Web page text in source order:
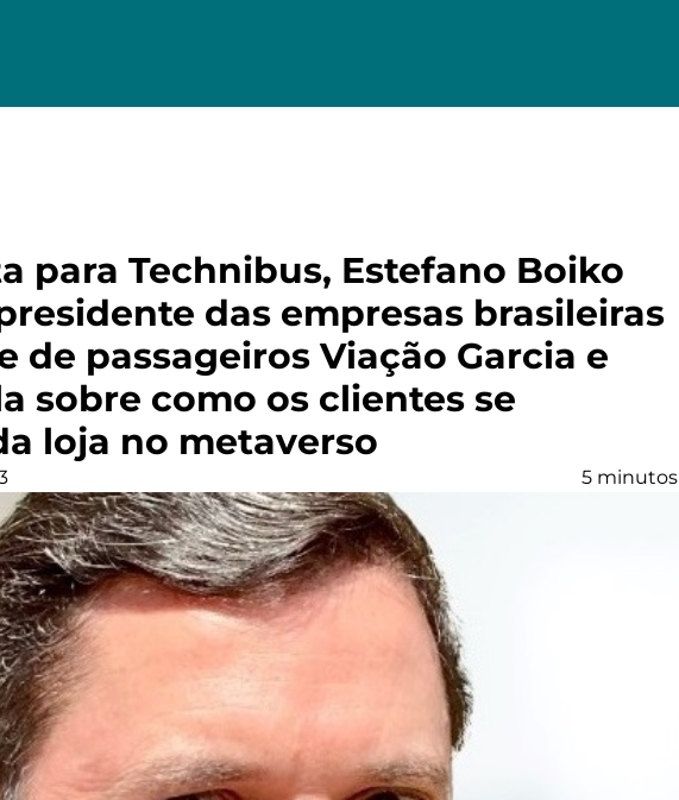
para Technibus, Estefano Boiko
das empresas brasileiras
de passageiros Viação Garcia e
sobre como os clientes se
loja no metaverso
5 minutos